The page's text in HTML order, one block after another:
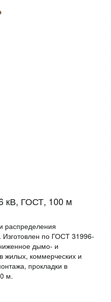
кВ, ГОСТ, 100 м
распределения
Изготовлен по ГОСТ 31996-
дымо- и
жилых, коммерческих и
прокладки в
м.